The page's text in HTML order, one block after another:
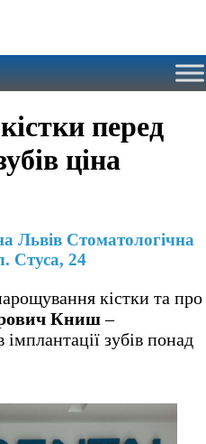
перед
ціна
Львів Стоматологічна
Стуса, 24
кістки та про
Книш–
зубів понад